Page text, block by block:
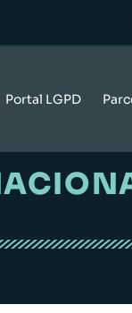
Portal LGPD